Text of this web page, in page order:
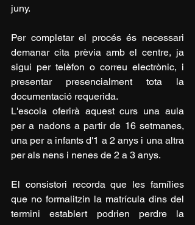
juny.
Per completar el procés és necessari
demanar cita prèvia amb el centre, ja
sigui per telèfon o correu electrònic, i
presentar presencialment tota la
documentació requerida.
L'escola oferirà aquest curs una aula
per a nadons a partir de 16 setmanes,
una per a infants d'1 a 2 anys i una altra
per als nens i nenes de 2 a 3 anys.
El consistori recorda que les famílies
que no formalitzin la matrícula dins del
termini establert podrien perdre la